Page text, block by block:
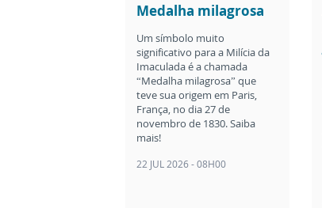
Medalha milagrosa
Um símbolo muito
significativo para a Milícia da
Imaculada é a chamada
“Medalha milagrosa” que
teve sua origem em Paris,
França, no dia 27 de
novembro de 1830. Saiba
mais!
22 JUL 2026 - 08H00